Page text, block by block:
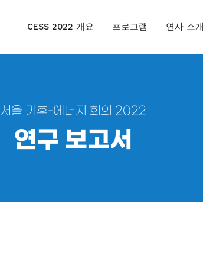
CESS 2022 개요 프로그램 연사 소개
서울 기후-에너지 회의 2022
연구 보고서